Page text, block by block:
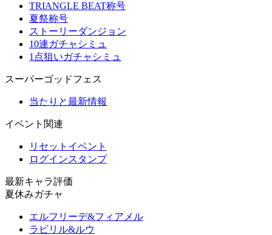
TRIANGLE BEAT称号
夏祭称号
ストーリーダンジョン
10連ガチャシミュ
1点狙いガチャシミュ
スーパーゴッドフェス
当たりと最新情報
イベント関連
リセットイベント
ログインスタンプ
最新キャラ評価
夏休みガチャ
エルフリーデ&フィアメル
ラビリル&ルウ